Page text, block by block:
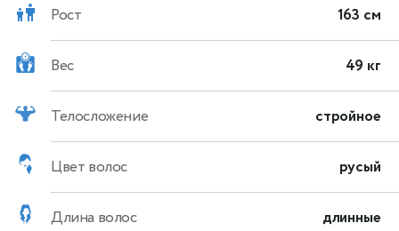
Рост 163 см
Вес 49 кг
Телосложение стройное
Цвет волос русый
Длина волос длинные